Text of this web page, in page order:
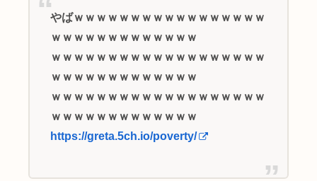
やばｗｗｗｗｗｗｗｗｗｗｗｗｗｗｗｗｗ
ｗｗｗｗｗｗｗｗｗｗｗｗｗ
ｗｗｗｗｗｗｗｗｗｗｗｗｗｗｗｗｗｗｗ
ｗｗｗｗｗｗｗｗｗｗｗｗｗ
ｗｗｗｗｗｗｗｗｗｗｗｗｗｗｗｗｗｗｗ
ｗｗｗｗｗｗｗｗｗｗｗｗｗ
https://greta.5ch.io/poverty/